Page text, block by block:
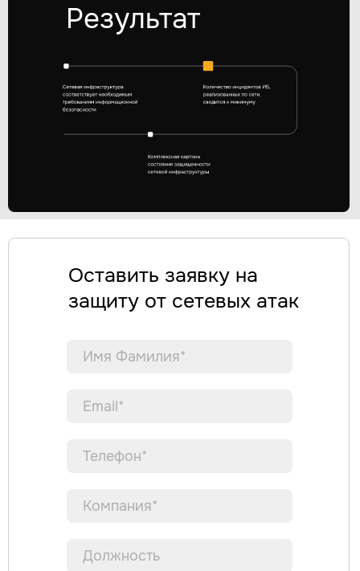
Результат
Оставить заявку на
защиту от сетевых атак